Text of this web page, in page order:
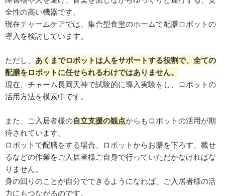
全性の高い機器です。
現在チャームケアでは、集合型食堂のホームで配膳ロボットの
導入を検討しています。
ただし、 あくまでロボットは人をサポートする役割で、全ての
配膳をロボットに任せられるわけではありません。
現在、チャーム長岡天神で試験的に導入実験をし、ロボットの
活用方法を模索中です。
また、ご入居者様の自立支援の観点からもロボットの活用が期
待されています。
ロボットで配膳をする場合、ロボットからお膳を下ろす、載せ
るなどの作業をご入居者様ご自身で行っていただかなければな
りません。
身の回りのことが自分でできるようになれば、ご入居者様の活
力にもつながるのです。